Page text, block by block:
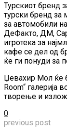
Турскиот бренд
турски бренд за
за автомобили
ДеФакто, ДМ,
игротека за
кафе се дел од
ќе ги понуди за
Џевахир Мол ќе
Room“ галерија
творење и
0
previous post